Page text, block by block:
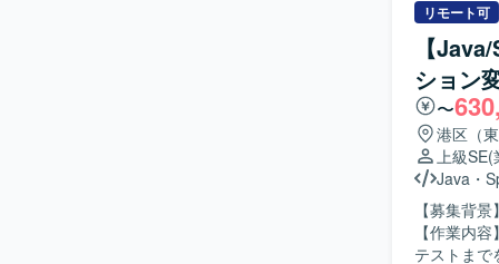
ドはJava
ソースコ
リモート可
【
ション
〜
港区（東
上級SE(
Java ・
【募集背
【作業内
テストまでを担当します。 【求める人物